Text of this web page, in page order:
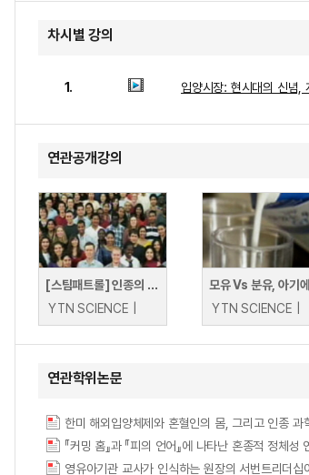
차시별 강의
1. 입양시장: 현시대의 신념,
연관공개강의
[스팀패트롤] 인종의 차이 이해하기!
YTN SCIENCE |
YTN SCIENCE |
연관학위논문
한미 해외입양체제와 혼혈인의 몸, 그리고 인
『커밍 홈』과 『피의 언어』에 나타난 혼종적 정체성